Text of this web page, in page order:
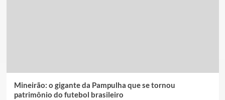
Mineirão: o gigante da Pampulha que se tornou
patrimônio do futebol brasileiro